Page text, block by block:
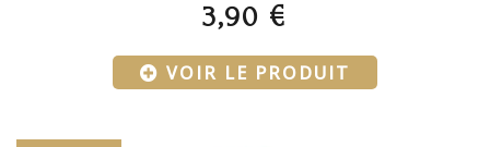
3,90 €
VOIR LE PRODUIT